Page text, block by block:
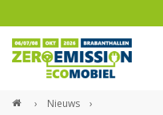
Bel ons voor
› Nieuws
›